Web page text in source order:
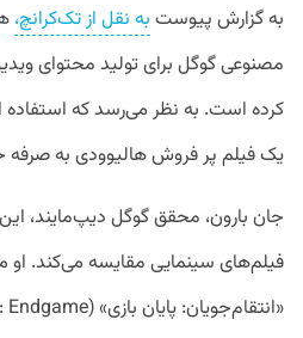
به گزارش پیوست به نقل از تک‌کرانچ،‌
مصنوعی گوگل برای تولید محتوای
کرده است. به نظر می‌رسد که استفاده از
یک فیلم پر فروش هالیوودی به صرفه
جان بارون، محقق گوگل دیپ‌مایند،
فیلم‌های سینمایی مقایسه می‌کند. او